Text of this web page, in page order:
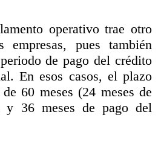
operativo trae otro
empresas, pues también
de pago del crédito
En esos casos, el plazo
60 meses (24 meses de
y 36 meses de pago del